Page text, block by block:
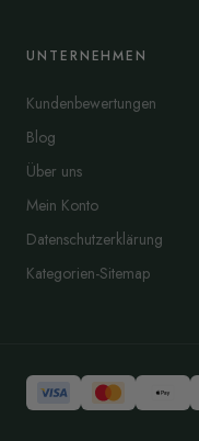
UNTERNEHMEN
Kundenbewertungen
Blog
Über uns
Mein Konto
Datenschutzerklärung
Kategorien-Sitemap